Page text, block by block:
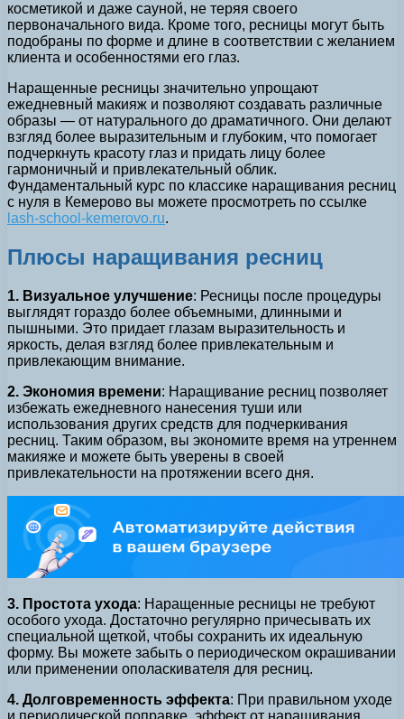
косметикой и даже сауной, не теряя своего
первоначального вида. Кроме того, ресницы могут быть
подобраны по форме и длине в соответствии с желанием
клиента и особенностями его глаз.
Наращенные ресницы значительно упрощают
ежедневный макияж и позволяют создавать различные
образы — от натурального до драматичного. Они делают
взгляд более выразительным и глубоким, что помогает
подчеркнуть красоту глаз и придать лицу более
гармоничный и привлекательный облик.
Фундаментальный курс по классике наращивания ресниц
с нуля в Кемерово вы можете просмотреть по ссылке
lash-school-kemerovo.ru.
Плюсы наращивания ресниц
1. Визуальное улучшение: Ресницы после процедуры
выглядят гораздо более объемными, длинными и
пышными. Это придает глазам выразительность и
яркость, делая взгляд более привлекательным и
привлекающим внимание.
2. Экономия времени: Наращивание ресниц позволяет
избежать ежедневного нанесения туши или
использования других средств для подчеркивания
ресниц. Таким образом, вы экономите время на утреннем
макияже и можете быть уверены в своей
привлекательности на протяжении всего дня.
3. Простота ухода: Наращенные ресницы не требуют
особого ухода. Достаточно регулярно причесывать их
специальной щеткой, чтобы сохранить их идеальную
форму. Вы можете забыть о периодическом окрашивании
или применении ополаскивателя для ресниц.
4. Долговременность эффекта: При правильном уходе
и периодической поправке, эффект от наращивания